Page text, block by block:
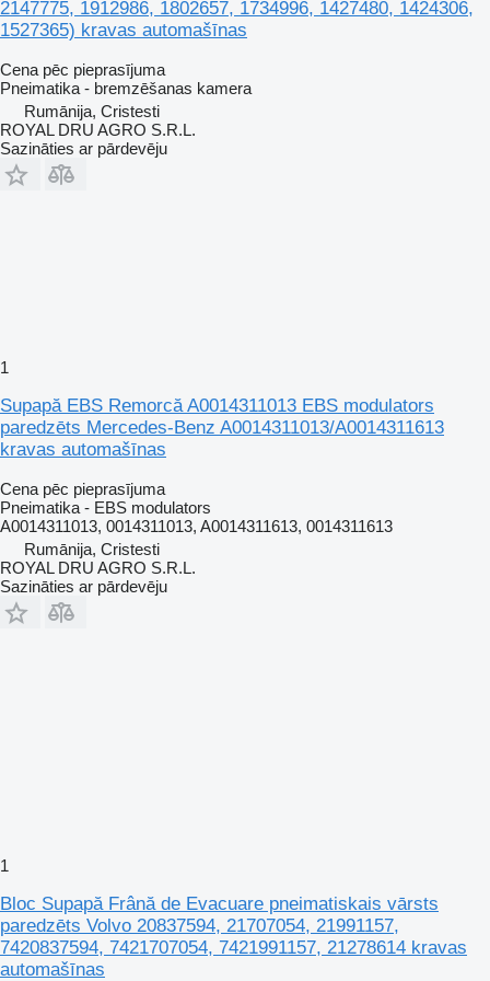
2147775, 1912986, 1802657, 1734996, 1427480, 1424306,
1527365) kravas automašīnas
Cena pēc pieprasījuma
Pneimatika - bremzēšanas kamera
Rumānija, Cristesti
ROYAL DRU AGRO S.R.L.
Sazināties ar pārdevēju
1
Supapă EBS Remorcă A0014311013 EBS modulators
paredzēts Mercedes-Benz A0014311013/A0014311613
kravas automašīnas
Cena pēc pieprasījuma
Pneimatika - EBS modulators
A0014311013, 0014311013, A0014311613, 0014311613
Rumānija, Cristesti
ROYAL DRU AGRO S.R.L.
Sazināties ar pārdevēju
1
Bloc Supapă Frână de Evacuare pneimatiskais vārsts
paredzēts Volvo 20837594, 21707054, 21991157,
7420837594, 7421707054, 7421991157, 21278614 kravas
automašīnas